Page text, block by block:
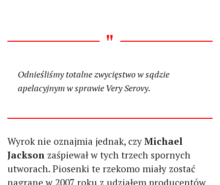
Odnieśliśmy totalne zwycięstwo w sądzie
apelacyjnym w sprawie Very Serovy.
Wyrok nie oznajmia jednak, czy Michael
Jackson zaśpiewał w tych trzech spornych
utworach. Piosenki te rzekomo miały zostać
nagrane w 2007 roku z udziałem producentów